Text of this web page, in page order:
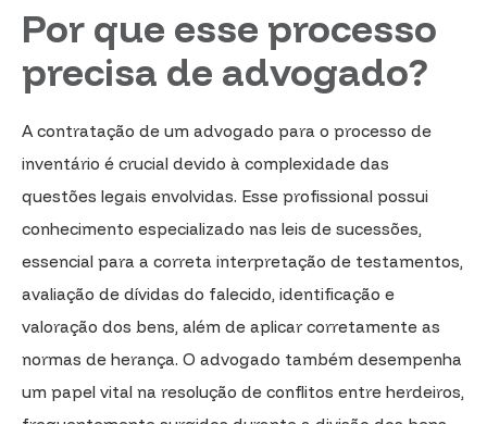
Por que esse processo
precisa de advogado?
A contratação de um advogado para o processo de
inventário é crucial devido à complexidade das
questões legais envolvidas. Esse profissional possui
conhecimento especializado nas leis de sucessões,
essencial para a correta interpretação de testamentos,
avaliação de dívidas do falecido, identificação e
valoração dos bens, além de aplicar corretamente as
normas de herança. O advogado também desempenha
um papel vital na resolução de conflitos entre herdeiros,